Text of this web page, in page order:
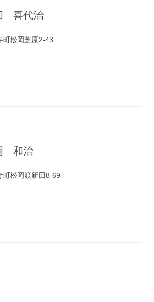
喜代治
町松岡芝原2-43
和治
町松岡渡新田8-69